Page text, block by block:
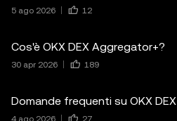
5 ago 2026 12
Cos'è OKX DEX Aggregator+?
30 apr 2026 189
Domande frequenti su OKX DEX
4 ago 2026 27